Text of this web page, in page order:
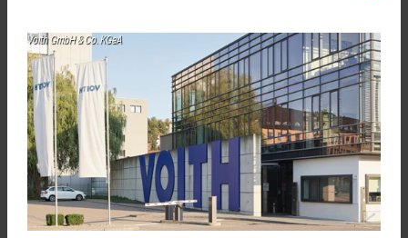
Voith GmbH & Co. KGaA